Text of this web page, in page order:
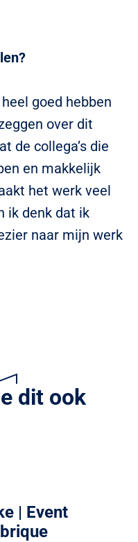
goed hebben
over dit
de collega’s die
en makkelijk
het werk veel
ik denk dat ik
naar mijn werk
dit ook
| Event